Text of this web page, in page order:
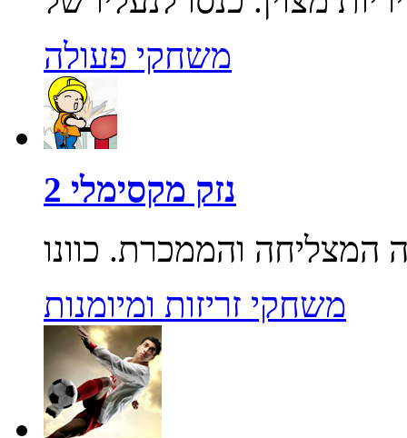
משחקי פעולה
נזק מקסימלי 2
משחקי זריזות ומיומנות